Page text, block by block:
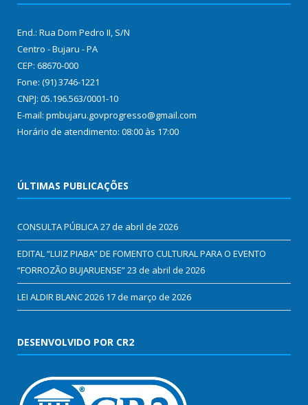
End.: Rua Dom Pedro II, S/N
Centro - Bujaru - PA
CEP: 68670-000
Fone: (91) 3746-1221
CNPJ: 05.196.563/0001-10
E-mail: pmbujaru.govprogresso@gmail.com
Horário de atendimento: 08:00 às 17:00
ÚLTIMAS PUBLICAÇÕES
CONSULTA PÚBLICA27 de abril de 2026
EDITAL “LUIZ PIABA” DE FOMENTO CULTURAL PARA O EVENTO
“FORROZÃO BUJARUENSE”23 de abril de 2026
LEI ALDIR BLANC 2026 17 de março de 2026
DESENVOLVIDO POR CR2